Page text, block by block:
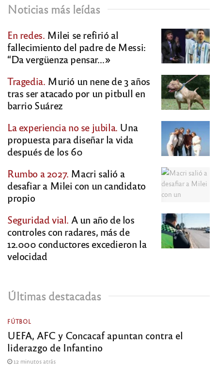
Noticias más leídas
En redes. Milei se refirió al
fallecimiento del padre de Messi:
“Da vergüenza pensar…»
Tragedia. Murió un nene de 3 años
tras ser atacado por un pitbull en
barrio Suárez
La experiencia no se jubila. Una
propuesta para diseñar la vida
después de los 60
Rumbo a 2027. Macri salió a
desafiar a Milei con un candidato
propio
Seguridad vial. A un año de los
controles con radares, más de
12.000 conductores excedieron la
velocidad
Últimas destacadas
FÚTBOL
UEFA, AFC y Concacaf apuntan contra el
liderazgo de Infantino
12 minutos atrás